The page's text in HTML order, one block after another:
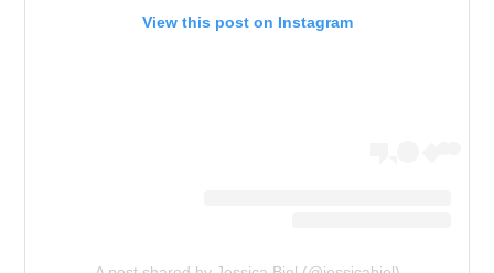
View this post on Instagram